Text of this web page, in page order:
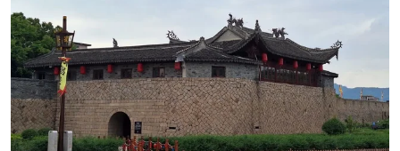
商業
科技
影片
名家榜